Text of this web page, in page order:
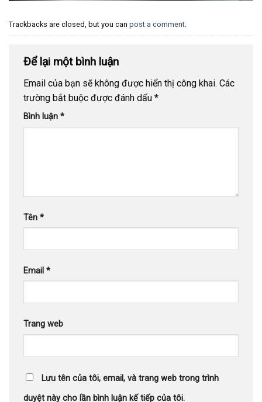
Trackbacks are closed, but you can post a comment.
Để lại một bình luận
Email của bạn sẽ không được hiển thị công khai. Các
trường bắt buộc được đánh dấu *
Bình luận *
Tên *
Email *
Trang web
Lưu tên của tôi, email, và trang web trong trình
duyệt này cho lần bình luận kế tiếp của tôi.